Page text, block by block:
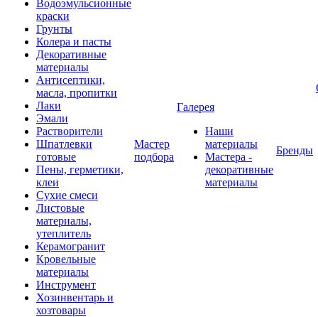
Водоэмульсионные
краски
Грунты
Колера и пасты
Декоративные
материалы
Антисептики,
масла, пропитки
Лаки
Эмали
Растворители
Шпатлевки
готовые
Пены, герметики,
клеи
Сухие смеси
Листовые
материалы,
утеплитель
Керамогранит
Кровельные
материалы
Инструмент
Хозинвентарь и
хозтовары
Мастер
подбора
Галерея
Наши
материалы
Мастера -
декоративные
материалы
Бренды